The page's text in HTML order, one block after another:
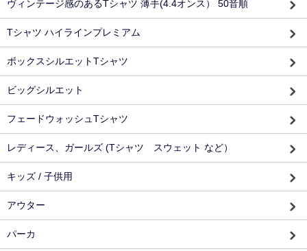
ヴィンテージ感のあるTシャツ 薄手(4.4オンス） 50音順
Tシャツ ハイラインプレミアム
ボックスシルエットTシャツ
ビッグシルエット
フェードウォッシュTシャツ
レディース、ガールズ (Tシャツ スウェット など）
キッズ / 子供用
アウター
パーカ